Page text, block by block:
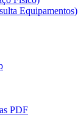
Equipamentos)
PDF